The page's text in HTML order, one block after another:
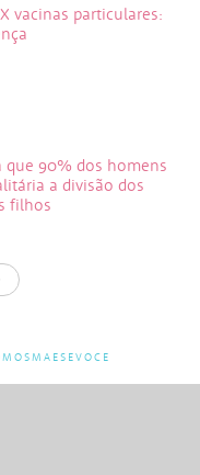
vacinas particulares:
que 90% dos homens
a divisão dos
filhos